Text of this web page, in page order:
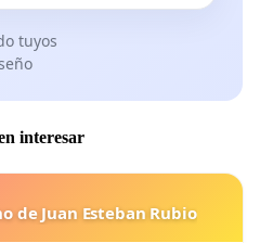
tuyos
interesar
de Juan Esteban Rubio